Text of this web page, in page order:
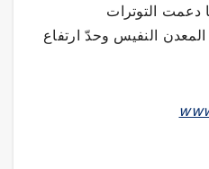
دعمت التوترات
النفيس وحدّ ارتفاع